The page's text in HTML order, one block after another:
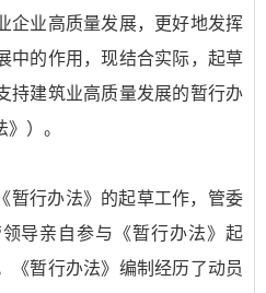
企业高质量发展，更好地发挥
中的作用，现结合实际，起草
持建筑业高质量发展的暂行办
）。
暂行办法》的起草工作，管委
导亲自参与《暂行办法》起
《暂行办法》编制经历了动员